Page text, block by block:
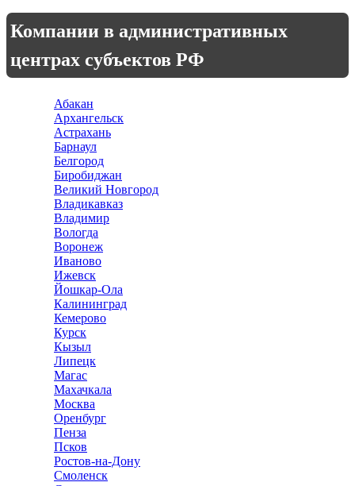
Компании в административных
центрах субъектов РФ
Абакан
Архангельск
Астрахань
Барнаул
Белгород
Биробиджан
Великий Новгород
Владикавказ
Владимир
Вологда
Воронеж
Иваново
Ижевск
Йошкар-Ола
Калининград
Кемерово
Курск
Кызыл
Липецк
Магас
Махачкала
Москва
Оренбург
Пенза
Псков
Ростов-на-Дону
Смоленск